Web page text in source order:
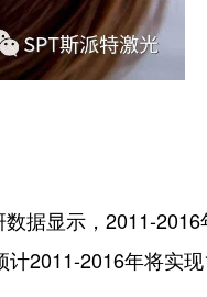
据显示，2011-
2011-2016年将实